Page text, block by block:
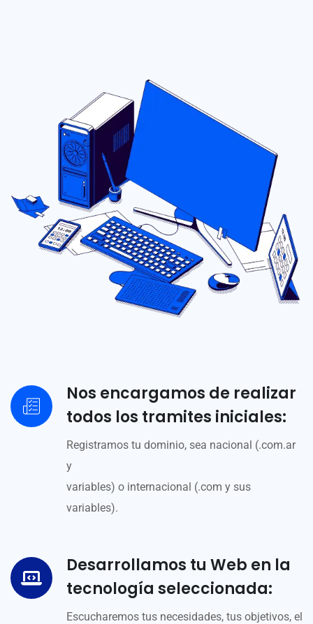
Nos encargamos de realizar
todos los tramites iniciales:
Registramos tu dominio, sea nacional (.com.ar
y
variables) o internacional (.com y sus
variables).
Desarrollamos tu Web en la
tecnología seleccionada:
Escucharemos tus necesidades, tus objetivos, el